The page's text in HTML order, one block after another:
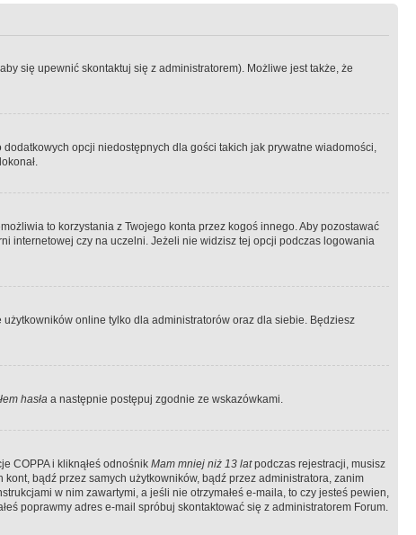
się upewnić skontaktuj się z administratorem). Możliwe jest także, że
opcji niedostępnych dla gości takich jak prywatne wiadomości,
to korzystania z Twojego konta przez kogoś innego. Aby pozostawać
internetowej czy na uczelni. Jeżeli nie widzisz tej opcji podczas logowania
online tylko dla administratorów oraz dla siebie. Będziesz
hasła a następnie postępuj zgodnie ze wskazówkami.
COPPA i kliknąłeś odnośnik Mam mniej niż 13 latpodczas rejestracji, musisz
bądź przez samych użytkowników, bądź przez administratora, zanim
w nim zawartymi, a jeśli nie otrzymałeś e-maila, to czy jesteś pewien,
poprawmy adres e-mail spróbuj skontaktować się z administratorem Forum.